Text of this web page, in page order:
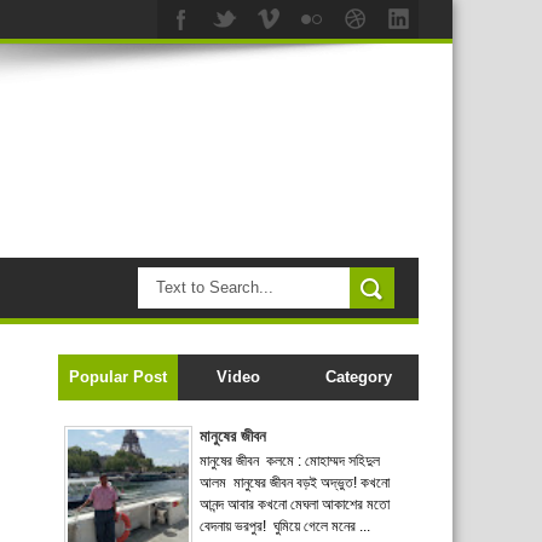
Popular Post Video Category
মানুষের জীবন
মানুষের জীবন কলমে : মোহাম্মদ সহিদুল
আলম মানুষের জীবন বড়ই অদ্ভুত! কখনো
আনন্দ আবার কখনো মেঘলা আকাশের মতো
বেদনায় ভরপুর! ঘুমিয়ে গেলে মনের ...